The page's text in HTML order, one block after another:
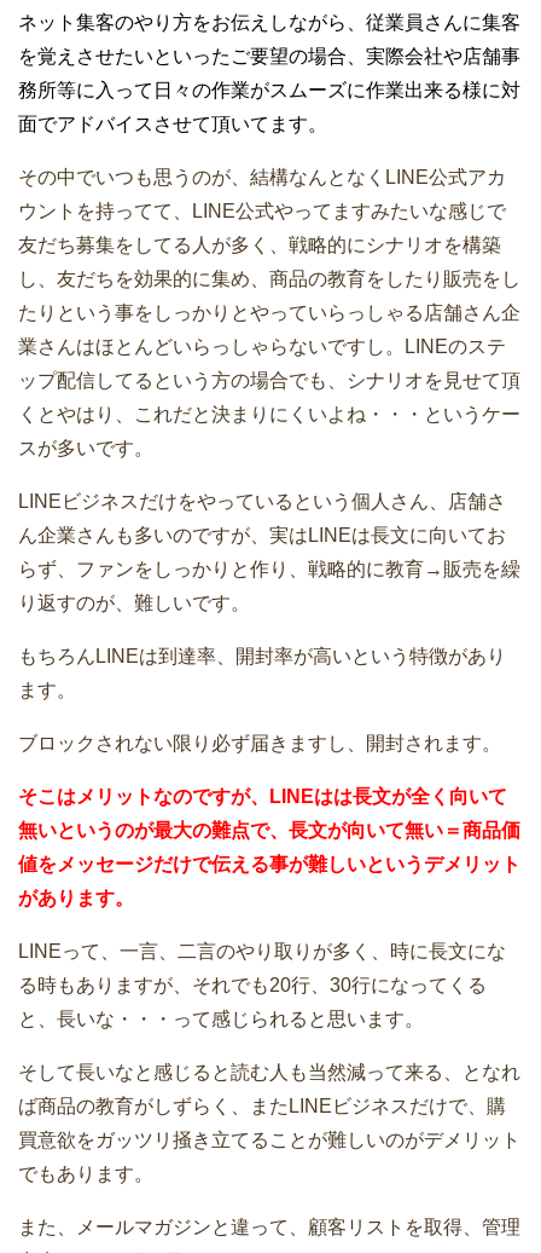
ネット集客のやり方をお伝えしながら、従業員さんに集客
を覚えさせたいといったご要望の場合、実際会社や店舗事
務所等に入って日々の作業がスムーズに作業出来る様に対
面でアドバイスさせて頂いてます。
その中でいつも思うのが、結構なんとなくLINE公式アカ
ウントを持ってて、LINE公式やってますみたいな感じで
友だち募集をしてる人が多く、戦略的にシナリオを構築
し、友だちを効果的に集め、商品の教育をしたり販売をし
たりという事をしっかりとやっていらっしゃる店舗さん企
業さんはほとんどいらっしゃらないですし。LINEのステ
ップ配信してるという方の場合でも、シナリオを見せて頂
くとやはり、これだと決まりにくいよね・・・というケー
スが多いです。
LINEビジネスだけをやっているという個人さん、店舗さ
ん企業さんも多いのですが、実はLINEは長文に向いてお
らず、ファンをしっかりと作り、戦略的に教育→販売を繰
り返すのが、難しいです。
もちろんLINEは到達率、開封率が高いという特徴があり
ます。
ブロックされない限り必ず届きますし、開封されます。
そこはメリットなのですが、LINEはは長文が全く向いて
無いというのが最大の難点で、長文が向いて無い＝商品価
値をメッセージだけで伝える事が難しいというデメリット
があります。
LINEって、一言、二言のやり取りが多く、時に長文にな
る時もありますが、それでも20行、30行になってくる
と、長いな・・・って感じられると思います。
そして長いなと感じると読む人も当然減って来る、となれ
ば商品の教育がしずらく、またLINEビジネスだけで、購
買意欲をガッツリ掻き立てることが難しいのがデメリット
でもあります。
また、メールマガジンと違って、顧客リストを取得、管理